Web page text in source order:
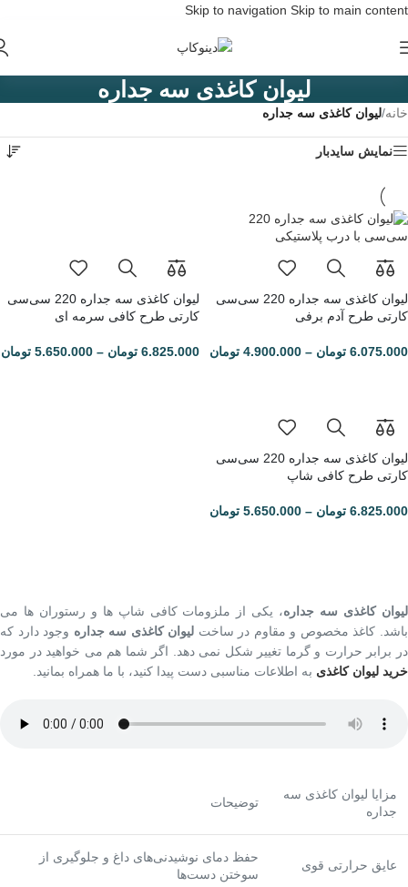
Skip to navigation Skip to main content
لیوان کاغذی سه جداره
خانه/لیوان کاغذی سه جداره
نمایش سایدبار
لیوان کاغذی سه جداره 220 سی‌سی
کارتی طرح آدم برفی
6.075.000 تومان –
4.900.000 تومان
لیوان کاغذی سه جداره 220 سی‌سی
کارتی طرح کافی سرمه ای
6.825.000 تومان –
5.650.000 تومان
لیوان کاغذی سه جداره 220 سی‌سی
کارتی طرح کافی شاپ
6.825.000 تومان –
5.650.000 تومان
لیوان کاغذی سه جداره، یکی از ملزومات کافی شاپ ها و رستوران ها می
باشد. کاغذ مخصوص و مقاوم در ساخت لیوان کاغذی سه جداره وجود دارد که
در برابر حرارت و گرما تغییر شکل نمی دهد. اگر شما هم می خواهید در مورد
خرید لیوان کاغذی به اطلاعات مناسبی دست پیدا کنید، با ما همراه بمانید.
مزایا لیوان کاغذی سه
جداره
توضیحات
عایق حرارتی قوی
حفظ دمای نوشیدنی‌های داغ و جلوگیری از
سوختن دست‌ها